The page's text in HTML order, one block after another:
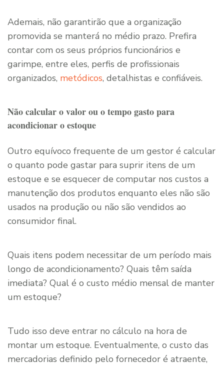
Ademais, não garantirão que a organização
promovida se manterá no médio prazo. Prefira
contar com os seus próprios funcionários e
garimpe, entre eles, perfis de profissionais
organizados, metódicos, detalhistas e confiáveis.
Não calcular o valor ou o tempo gasto para
acondicionar o estoque
Outro equívoco frequente de um gestor é calcular
o quanto pode gastar para suprir itens de um
estoque e se esquecer de computar nos custos a
manutenção dos produtos enquanto eles não são
usados na produção ou não são vendidos ao
consumidor final.
Quais itens podem necessitar de um período mais
longo de acondicionamento? Quais têm saída
imediata? Qual é o custo médio mensal de manter
um estoque?
Tudo isso deve entrar no cálculo na hora de
montar um estoque. Eventualmente, o custo das
mercadorias definido pelo fornecedor é atraente,